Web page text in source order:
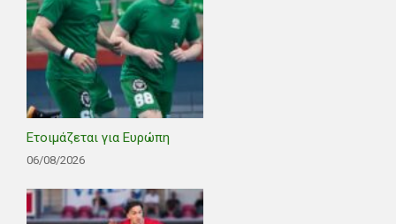
Ετοιμάζεται για Ευρώπη
06/08/2026